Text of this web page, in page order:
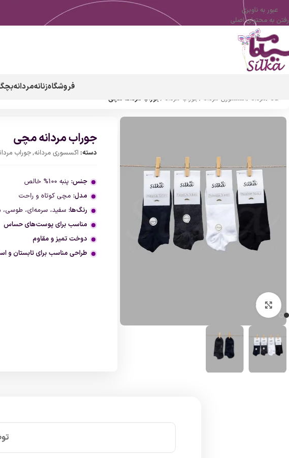
عبور به ناوبری
رفتن به محتوای اصلی
فروشگاهزنانهمردانه
خانه /مردانه /اکسسوری مردانه / جوراب مردانه /جوراب مردانه مچی
جوراب مردانه مچی
دسته: اکسسوری مردانه,جوراب
جنس: پنبه 100% خالص
مدل: مچی کوتاه و راحت
رنگ‌ها: سفید، سرمه‌ای،
مناسب برای پوست‌های حساس
دوخت تمیز و مقاوم
طراحی مناسب برای تابستان و